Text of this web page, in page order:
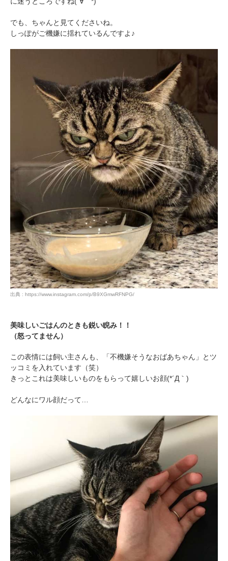
でも、ちゃんと見てくださいね。
しっぽがご機嫌に揺れているんですよ♪
出典 : https://www.instagram.com/p/B9XGmwRFNPG/
美味しいごはんのときも鋭い睨み！！
（怒ってません）
この表情には飼い主さんも、「不機嫌そうなおばあちゃん」とツ
ッコミを入れています（笑）
きっとこれは美味しいものをもらって嬉しいお顔(*´Д｀)
どんなにワル顔だって…
PECOアプリをダウンロード済みの方
アプリで開く